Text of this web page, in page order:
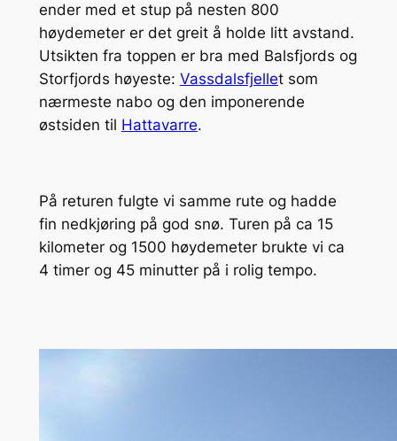
ender med et stup på nesten 800
høydemeter er det greit å holde litt avstand.
Utsikten fra toppen er bra med Balsfjords og
Storfjords høyeste: Vassdalsfjellet som
nærmeste nabo og den imponerende
østsiden til Hattavarre.
På returen fulgte vi samme rute og hadde
fin nedkjøring på god snø. Turen på ca 15
kilometer og 1500 høydemeter brukte vi ca
4 timer og 45 minutter på i rolig tempo.